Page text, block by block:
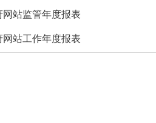
网站监管年度报表
网站工作年度报表